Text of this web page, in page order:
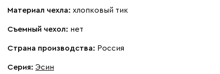
Материал чехла: хлопковый тик
Съемный чехол: нет
Страна производства: Россия
Серия: Эсин